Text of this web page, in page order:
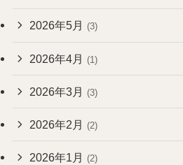
2026年5月 (3)
2026年4月 (1)
2026年3月 (3)
2026年2月 (2)
2026年1月 (2)